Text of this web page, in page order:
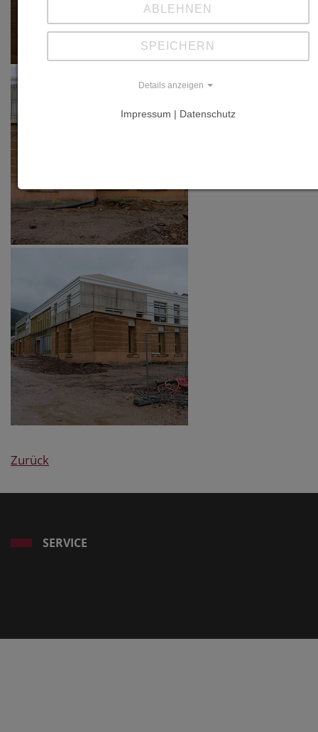
Zurück
SERVICE
ABLEHNEN
SPEICHERN
Details anzeigen
Impressum | Datenschutz